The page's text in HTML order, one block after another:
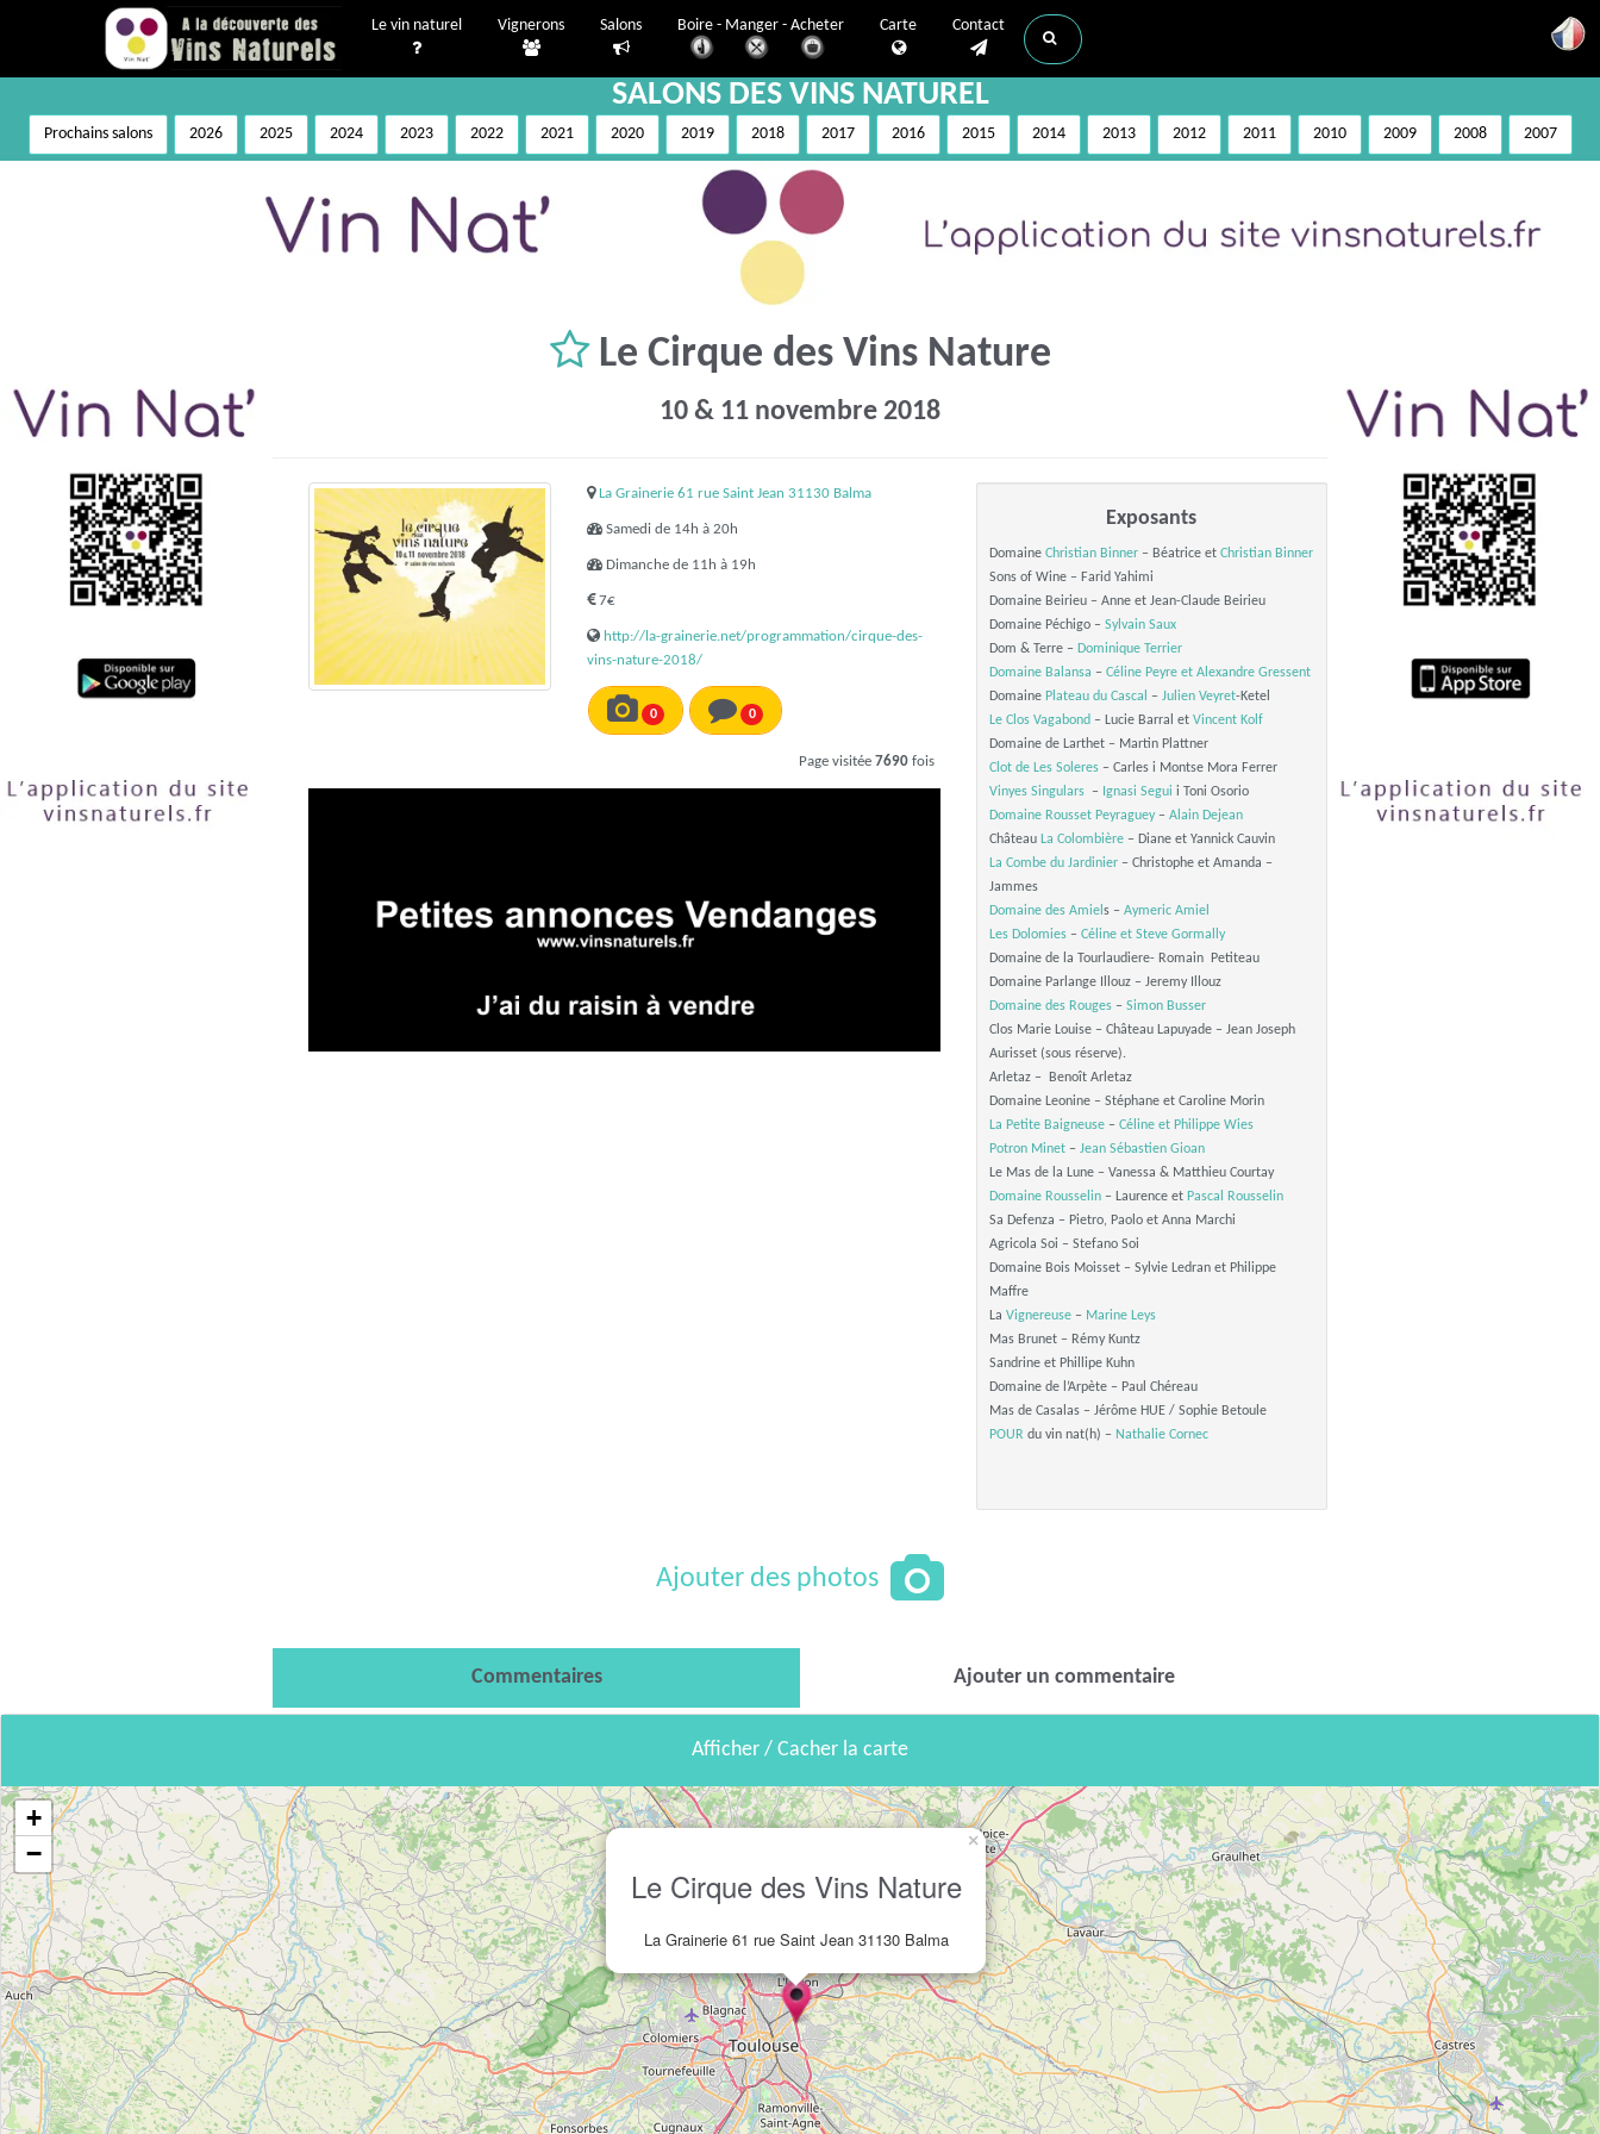
Le vin naturel Vignerons Salons Boire - Manger - Acheter Carte Contact
SALONS DES VINS NATUREL
Prochains salons 2026 2025 2024 2023 2022 2021 2020 2019 2018 2017 2016 2015 2014 2013 2012 2011 2010 2009 2008 2007
Le Cirque des Vins Nature
10 & 11 novembre 2018
La Grainerie 61 rue Saint Jean 31130 Balma
Samedi de 14h à 20h
Dimanche de 11h à 19h
7€
http://la-grainerie.net/programmation/cirque-des-
vins-nature-2018/
0 0
Page visitée 7690fois
Exposants
Domaine Christian Binner– Béatrice et Christian Binner
Sons of Wine – Farid Yahimi
Domaine Beirieu – Anne et Jean-Claude Beirieu
Domaine Péchigo – Sylvain Saux
Dom & Terre – Dominique Terrier
Domaine Balansa – Céline Peyre et Alexandre Gressent
Domaine Plateau du Cascal – Julien Veyret-Ketel
Le Clos Vagabond – Lucie Barral et Vincent Kolf
Domaine de Larthet – Martin Plattner
Clot de Les Soleres– Carles i Montse Mora Ferrer
Vinyes Singulars– Ignasi Segui i Toni Osorio
Domaine Rousset Peyraguey– Alain Dejean
Château La Colombière– Diane et Yannick Cauvin
La Combe du Jardinier– Christophe et Amanda –
Jammes
Domaine des Amiel s – Aymeric Amiel
Les Dolomies– Céline et Steve Gormally
Domaine de la Tourlaudiere- Romain Petiteau
Domaine Parlange Illouz – Jeremy Illouz
Domaine des Rouges– Simon Busser
Clos Marie Louise – Château Lapuyade – Jean Joseph
Aurisset (sous réserve).
Arletaz – Benoît Arletaz
Domaine Leonine – Stéphane et Caroline Morin
La Petite Baigneuse– Céline et Philippe Wies
Potron Minet– Jean Sébastien Gioan
Le Mas de la Lune – Vanessa & Matthieu Courtay
Domaine Rousselin– Laurence et Pascal Rousselin
Sa Defenza – Pietro, Paolo et Anna Marchi
Agricola Soi – Stefano Soi
Domaine Bois Moisset – Sylvie Ledran et Philippe
Maffre
La Vignereuse– Marine Leys
Mas Brunet – Rémy Kuntz
Sandrine et Phillipe Kuhn
Domaine de l’Arpète – Paul Chéreau
Mas de Casalas – Jérôme HUE / Sophie Betoule
POUR du vin nat(h) – Nathalie Cornec
Ajouter des photos
Commentaires Ajouter un commentaire
Afficher / Cacher la carte
Le Cirque des Vins Nature
La Grainerie 61 rue Saint Jean 31130 Balma
×
+
−